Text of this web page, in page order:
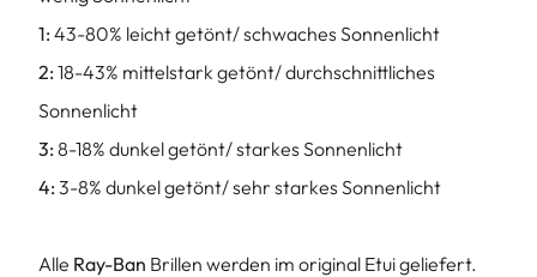
1: 43-80% leicht getönt/ schwaches Sonnenlicht
2: 18-43% mittelstark getönt/ durchschnittliches
Sonnenlicht
3: 8-18% dunkel getönt/ starkes Sonnenlicht
4: 3-8% dunkel getönt/ sehr starkes Sonnenlicht
Alle Ray-Ban Brillen werden im original Etui geliefert.